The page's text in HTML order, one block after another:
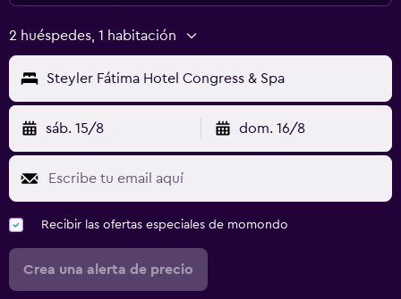
2 huéspedes, 1 habitación
Steyler Fátima Hotel Congress & Spa
sáb. 15/8 dom. 16/8
Recibir las ofertas especiales de momondo
Crea una alerta de precio